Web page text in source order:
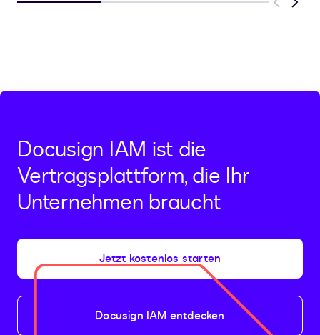
Previous
Next
Docusign IAM ist die
Vertragsplattform, die Ihr
Unternehmen braucht
Jetzt kostenlos starten
Docusign IAM entdecken